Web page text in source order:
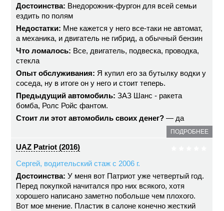
Достоинства: Внедорожник-фургон для всей семьи
ездить по полям
Недостатки: Мне кажется у него все-таки не автомат,
а механика, и двигатель не гибрид, а обычный бензин
Что ломалось: Все, двигатель, подвеска, проводка,
стекла
Опыт обслуживания: Я купил его за бутылку водки у
соседа, ну в итоге он у него и стоит теперь.
Предыдущий автомобиль: ЗАЗ Шанс - ракета
бомба, Ролс Ройс фантом.
Стоит ли этот автомобиль своих денег? — да
ПОДРОБНЕЕ
UAZ Patriot (2016)
Сергей, водительский стаж с 2006 г.
Достоинства: У меня вот Патриот уже четвертый год.
Перед покупкой начитался про них всякого, хотя
хорошего написано заметно побольше чем плохого.
Вот мое мнение. Пластик в салоне конечно жесткий